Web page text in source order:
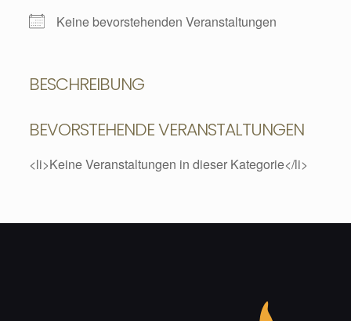
Keine bevorstehenden Veranstaltungen
BESCHREIBUNG
BEVORSTEHENDE VERANSTALTUNGEN
<li>Keine Veranstaltungen in dieser Kategorie</li>